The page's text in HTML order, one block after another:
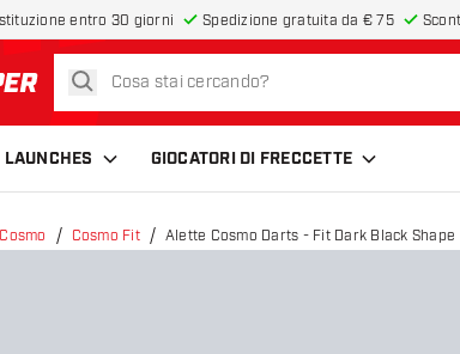
entro 30 giorni Spedizione gratuita da € 75
page
cerca
LAUNCHES GIOCATORI DI FRECCETTE
Cosmo Fit Alette Cosmo Darts - Fit Dark Black Shape